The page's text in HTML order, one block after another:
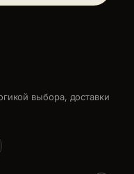
выбора, доставки